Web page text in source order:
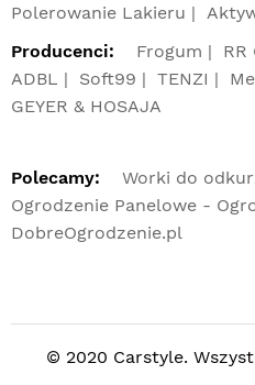
Polerowanie Lakieru
Producenci:
Frogum RR
ADBL
Soft99 TENZI
GEYER & HOSAJA
Polecamy:
Worki do
Ogrodzenie Panelowe -
DobreOgrodzenie.pl
© 2020 Carstyle.